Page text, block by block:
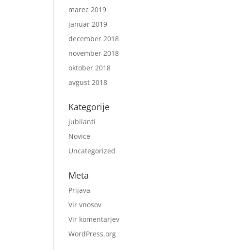
marec 2019
januar 2019
december 2018
november 2018
oktober 2018
avgust 2018
Kategorije
jubilanti
Novice
Uncategorized
Meta
Prijava
Vir vnosov
Vir komentarjev
WordPress.org